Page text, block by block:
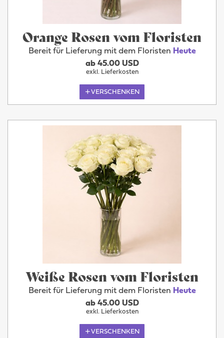
Orange Rosen vom Floristen
Bereit für Lieferung mit dem Floristen Heute
ab 45.00 USD
exkl. Lieferkosten
VERSCHENKEN
Weiße Rosen vom Floristen
Bereit für Lieferung mit dem Floristen Heute
ab 45.00 USD
exkl. Lieferkosten
VERSCHENKEN